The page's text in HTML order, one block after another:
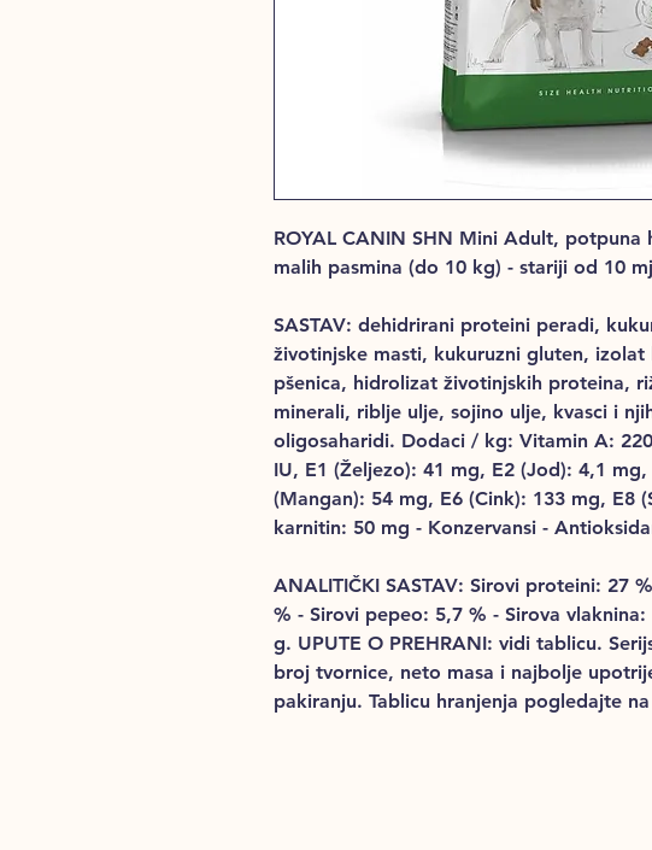
ROYAL CANIN SHN Mini Adult, potpuna
malih pasmina (do 10 kg) - stariji od 10
SASTAV: dehidrirani proteini peradi,
životinjske masti, kukuruzni gluten,
pšenica, hidrolizat životinjskih proteina,
minerali, riblje ulje, sojino ulje, kvasci i
oligosaharidi. Dodaci / kg: Vitamin A:
IU, E1 (Željezo): 41 mg, E2 (Jod): 4,1
(Mangan): 54 mg, E6 (Cink): 133 mg, E8
karnitin: 50 mg - Konzervansi -
ANALITIČKI SASTAV: Sirovi proteini: 27
% - Sirovi pepeo: 5,7 % - Sirova
g. UPUTE O PREHRANI: vidi tablicu.
broj tvornice, neto masa i najbolje
pakiranju. Tablicu hranjenja pogledajte